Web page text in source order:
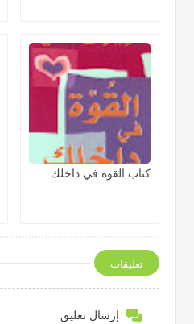
كتاب القوة في داخلك
تعليقات
إرسال تعليق